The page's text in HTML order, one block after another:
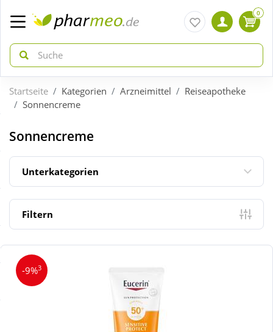
zurück
ÜBERSICHT AKTIONEN
Aktuelle Coupons
Neuheiten
Sale
zurück
ÜBERSICHT KATEGORIEN
Arzneimittel
Diabetes
Körperpflege & Kosmetik
0
Startseite Kategorien Arzneimittel
Reiseapotheke
Sonnencreme
Sonnencreme
Unterkategorien
Filtern
-9%3